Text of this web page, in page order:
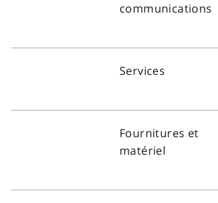
communications
Services
Fournitures et
matériel